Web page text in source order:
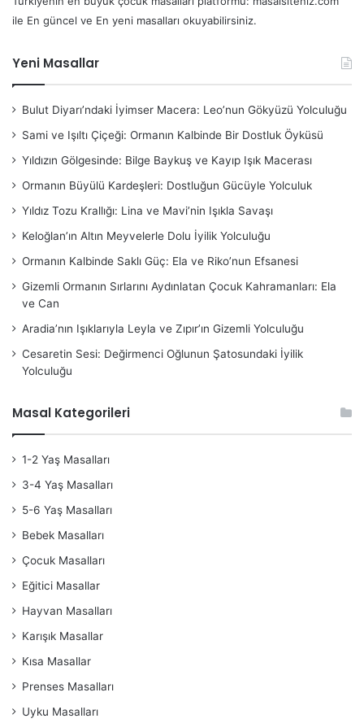
ile En güncel ve En yeni masalları okuyabilirsiniz.
Yeni Masallar
Bulut Diyarı’ndaki İyimser Macera: Leo’nun Gökyüzü Yolculuğu
Sami ve Işıltı Çiçeği: Ormanın Kalbinde Bir Dostluk Öyküsü
Yıldızın Gölgesinde: Bilge Baykuş ve Kayıp Işık Macerası
Ormanın Büyülü Kardeşleri: Dostluğun Gücüyle Yolculuk
Yıldız Tozu Krallığı: Lina ve Mavi’nin Işıkla Savaşı
Keloğlan’ın Altın Meyvelerle Dolu İyilik Yolculuğu
Ormanın Kalbinde Saklı Güç: Ela ve Riko’nun Efsanesi
Gizemli Ormanın Sırlarını Aydınlatan Çocuk Kahramanları: Ela
ve Can
Aradia’nın Işıklarıyla Leyla ve Zıpır’ın Gizemli Yolculuğu
Cesaretin Sesi: Değirmenci Oğlunun Şatosundaki İyilik
Yolculuğu
Masal Kategorileri
1-2 Yaş Masalları
3-4 Yaş Masalları
5-6 Yaş Masalları
Bebek Masalları
Çocuk Masalları
Eğitici Masallar
Hayvan Masalları
Karışık Masallar
Kısa Masallar
Prenses Masalları
Uyku Masalları